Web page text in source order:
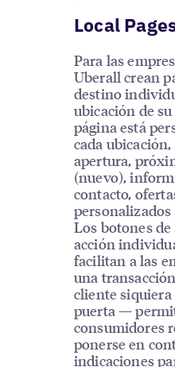
Local
Para las
Uberall crean
destino
ubicación de
página está
cada
apertura,
(nuevo),
contacto,
Los botones
acción
facilitan a las
una
cliente
puerta —
consumidores
ponerse en
indicaciones